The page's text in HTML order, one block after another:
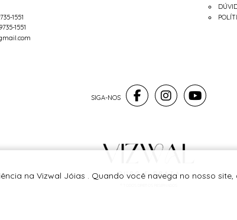
1551
1551
na Vizwal Jóias . Quando você navega no nosso site,